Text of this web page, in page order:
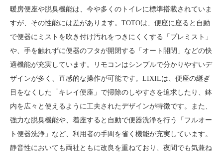
暖房便座や脱臭機能は、今や多くのトイレに標準搭載されていま
すが、その性能には差があります。TOTOは、便座に座ると自動
で便器にミストを吹き付け汚れをつきにくくする「プレミスト」
や、手を触れずに便器のフタが開閉する「オート開閉」などの快
適機能が充実しています。リモコンはシンプルで分かりやすいデ
ザインが多く、直感的な操作が可能です。LIXILは、便座の継ぎ
目をなくした「キレイ便座」で掃除のしやすさを追求したり、鉢
内を広々と使えるように工夫されたデザインが特徴です。また、
強力な脱臭機能や、着座すると自動で便器洗浄を行う「フルオー
ト便器洗浄」など、利用者の手間を省く機能が充実しています。
静音性においても両社ともに改良を重ねており、夜間でも気兼ね